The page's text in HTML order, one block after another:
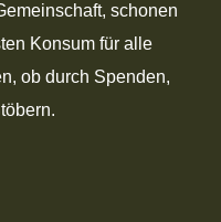
schonen
Konsum für alle
ob durch Spenden,